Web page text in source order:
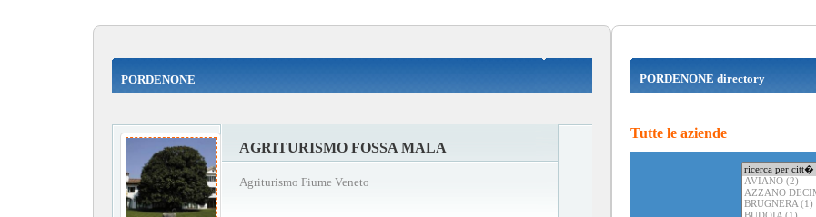
PORDENONE
AGRITURISMO FOSSA MALA
Agriturismo Fiume Veneto
PORDENONE directory
Tutte le aziende